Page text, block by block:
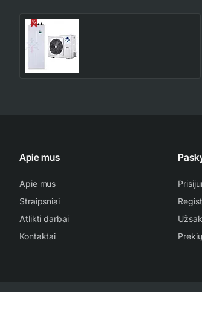
Apie mus
Apie mus
Straipsniai
Atlikti darbai
Kontaktai